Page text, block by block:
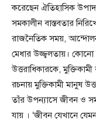
করেছেন ঐতিহাসিক
সমকালীন বাস্তবতার
রাজনৈতিক সময়,
মেধার উজ্জ্বলতায়। কোনো
উত্তরাধিকারকে,
রচনায় মুক্তিকামী মানুষ
তাঁর উপন্যাসে জীবন ও
যায় । ‘জীবন যেখানে